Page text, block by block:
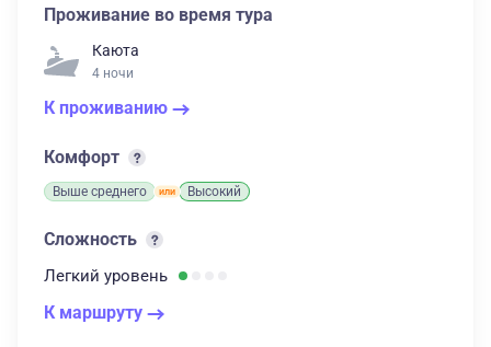
Проживание во время тура
Каюта
4 ночи
К проживанию
Комфорт
Выше среднего Высокий
Сложность
Легкий уровень
К маршруту